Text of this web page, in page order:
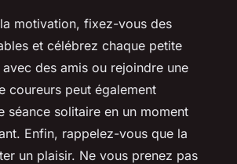
motivation, fixez-vous des
et célébrez chaque petite
des amis ou rejoindre une
coureurs peut également
séance solitaire en un moment
Enfin, rappelez-vous que la
un plaisir. Ne vous prenez pas